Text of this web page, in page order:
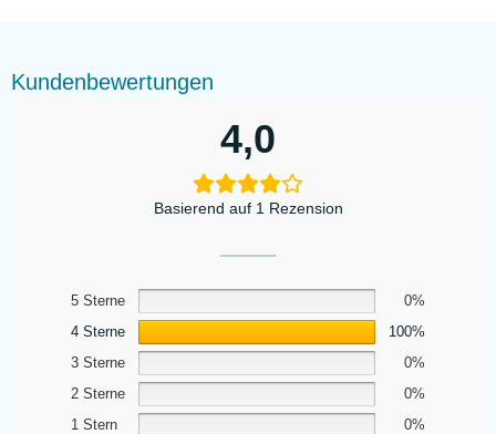
Kundenbewertungen
4,0
Basierend auf 1 Rezension
5 Sterne
0%
4 Sterne
100%
3 Sterne
0%
2 Sterne
0%
1 Stern
0%